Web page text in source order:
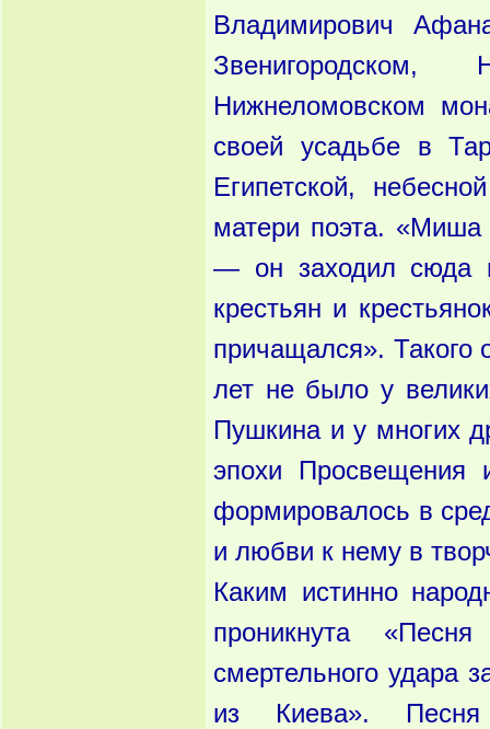
Владимирович
Звенигородском,
Нижнеломовском
своей усадьбе в
Египетской,
матери поэта.
— он заходил сюда
крестьян и
причащался». Такого
лет не было у
Пушкина и у многих
эпохи Просвещения
формировалось в
и любви к нему в
Каким истинно
проникнута
смертельного удара
из Киева». Песня